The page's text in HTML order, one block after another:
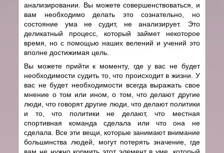
анализировании. Вы можете совершенствоваться, и
вам необходимо делать это сознательно, но
состояние ума не судит, не анализирует. Это
деликатный процесс, который займет некоторое
время, но с помощью наших велений и учений это
вполне достижимая цель.
Вы можете прийти к моменту, где у вас не будет
необходимости судить то, что происходит в жизни. У
вас не будет необходимости всегда выражать свое
мнение о том или ином, о том, что делают другие
люди, что говорят другие люди, что делают политики
и то, что политики не делают, что местная
спортивная команда сделала или что она не
сделала. Все эти вещи, которые занимают внимание
большинства людей, могут потерять значение, где
вам не нужно кормить этот элемент в уме, который